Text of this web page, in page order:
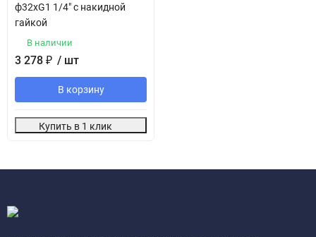
ф32хG1 1/4" с накидной
гайкой
В наличии
3 278 ₽ / шт
В корзину
Купить в 1 клик